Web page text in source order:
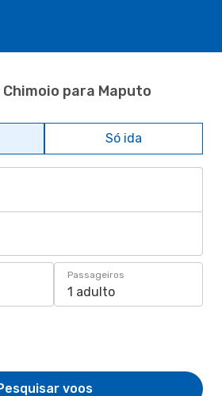
para Maputo
Só ida
Passageiros
1 adulto
voos